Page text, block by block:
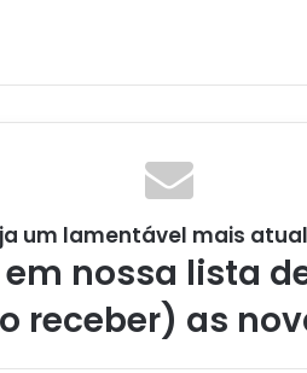
um lamentável mais
nossa lista
receber) as